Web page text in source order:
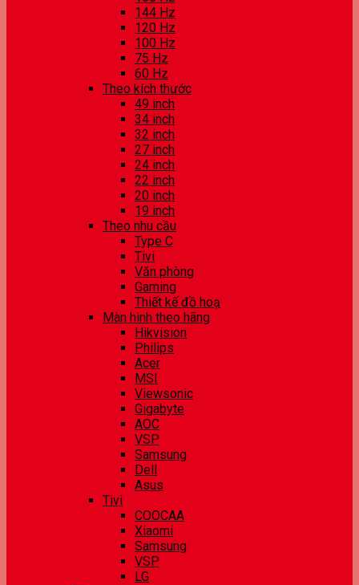
144 Hz
120 Hz
100 Hz
75 Hz
60 Hz
Theo kích thước
49 inch
34 inch
32 inch
27 inch
24 inch
22 inch
20 inch
19 inch
Theo nhu cầu
Type C
Tivi
Văn phòng
Gaming
Thiết kế đồ hoạ
Màn hình theo hãng
Hikvision
Philips
Acer
MSI
Viewsonic
Gigabyte
AOC
VSP
Samsung
Dell
Asus
Tivi
COOCAA
Xiaomi
Samsung
VSP
LG